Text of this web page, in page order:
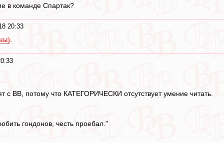
в команде Спартак?
20:33
с ВВ, потому что КАТЕГОРИЧЕСКИ отсутствует умение читать.
гондонов, честь проебал."